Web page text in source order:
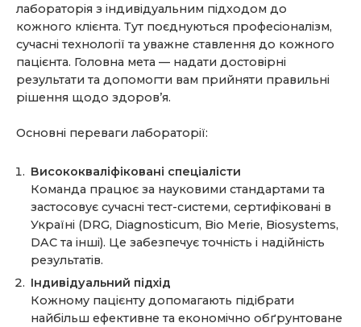
лабораторія з індивідуальним підходом до
кожного клієнта. Тут поєднуються професіоналізм,
сучасні технології та уважне ставлення до кожного
пацієнта. Головна мета — надати достовірні
результати та допомогти вам прийняти правильні
рішення щодо здоров’я.
Основні переваги лабораторії:
Висококваліфіковані спеціалісти
Команда працює за науковими стандартами та
застосовує сучасні тест-системи, сертифіковані в
Україні (DRG, Diagnosticum, Bio Merie, Biosystems,
DAC та інші). Це забезпечує точність і надійність
результатів.
Індивідуальний підхід
Кожному пацієнту допомагають підібрати
найбільш ефективне та економічно обґрунтоване